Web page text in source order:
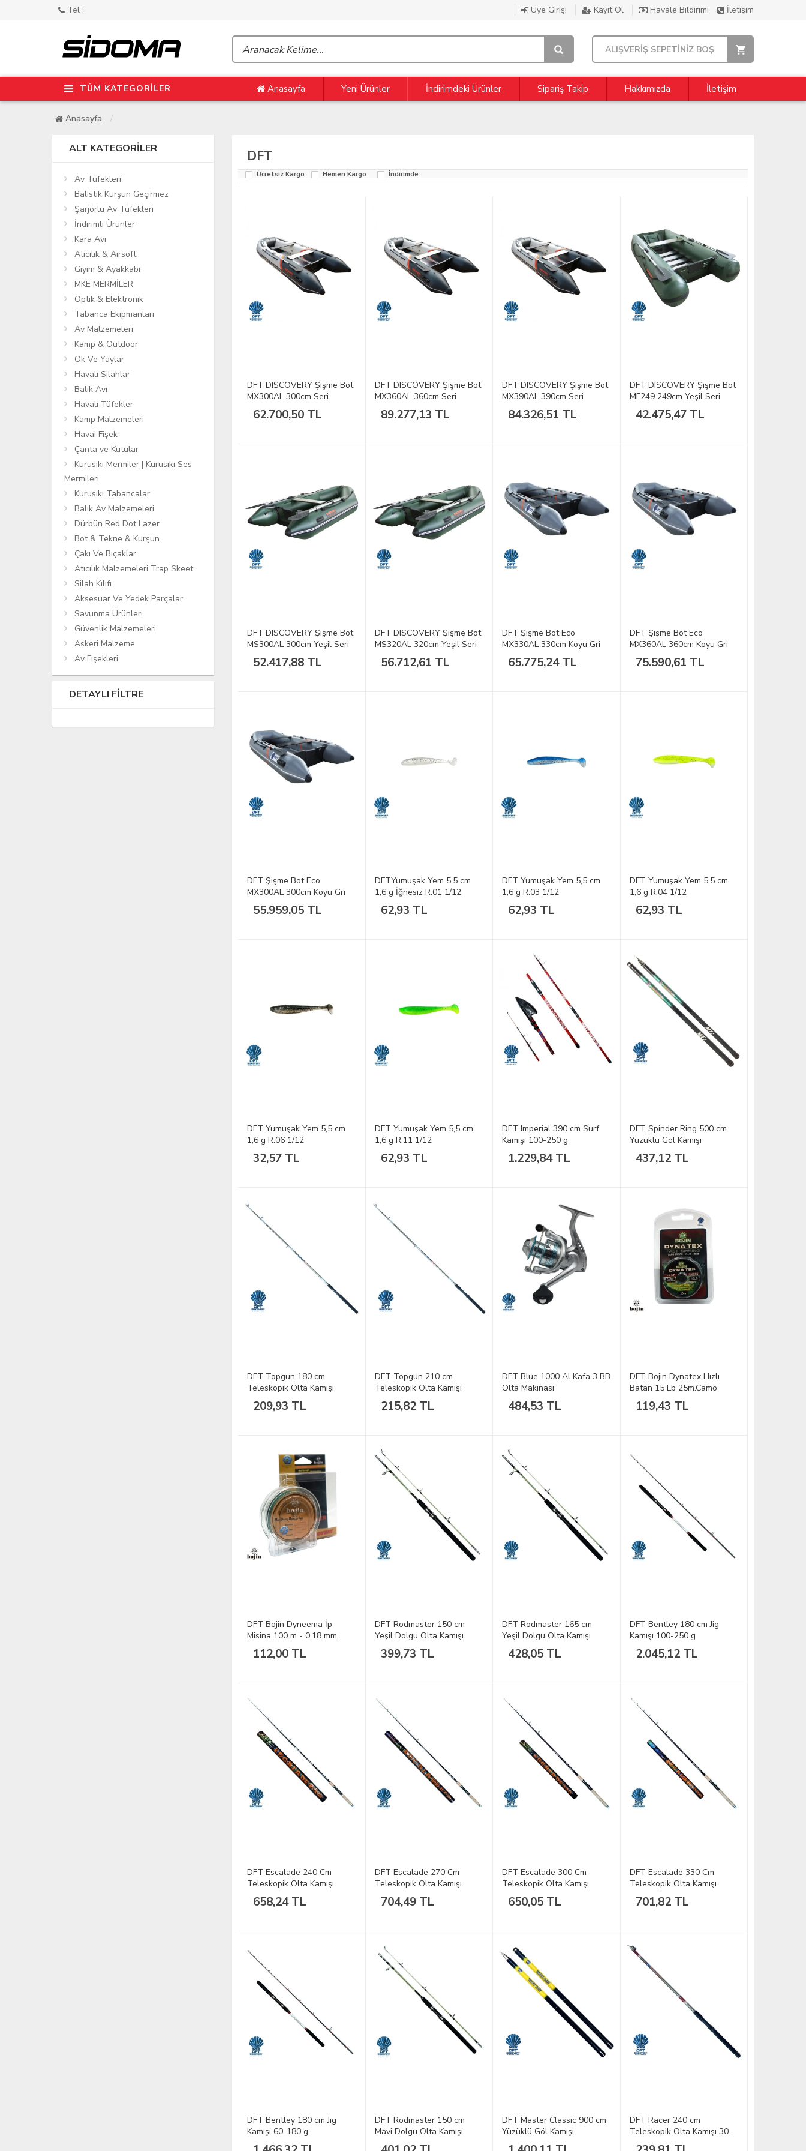
Tel : Üye Girişi Kayıt Ol Havale Bildirimi İletişim
ALIŞVERİŞ SEPETİNİZ BOŞ
TÜM KATEGORİLER Anasayfa Yeni Ürünler İndirimdeki Ürünler Sipariş Takip Hakkımızda İletişim
Anasayfa
ALT KATEGORILER
Av Tüfekleri
Balistik Kurşun Geçirmez
Şarjörlü Av Tüfekleri
İndirimli Ürünler
Kara Avı
Atıcılık & Airsoft
Giyim & Ayakkabı
MKE MERMİLER
Optik & Elektronik
Tabanca Ekipmanları
Av Malzemeleri
Kamp & Outdoor
Ok Ve Yaylar
Havalı Silahlar
Balık Avı
Havalı Tüfekler
Kamp Malzemeleri
Havai Fişek
Çanta ve Kutular
Kurusıkı Mermiler | Kurusıkı Ses
Mermileri
Kurusıkı Tabancalar
Balık Av Malzemeleri
Dürbün Red Dot Lazer
Bot & Tekne & Kurşun
Çakı Ve Bıçaklar
Atıcılık Malzemeleri Trap Skeet
Silah Kılıfı
Aksesuar Ve Yedek Parçalar
Savunma Ürünleri
Güvenlik Malzemeleri
Askeri Malzeme
Av Fişekleri
DETAYLI FILTRE
DFT
Ücretsiz Kargo Hemen Kargo İndirimde
DFT DISCOVERY Şişme Bot
MX300AL 300cm Seri
62.700,50 TL
DFT DISCOVERY Şişme Bot
MX360AL 360cm Seri
89.277,13 TL
DFT DISCOVERY Şişme Bot
MX390AL 390cm Seri
84.326,51 TL
DFT DISCOVERY Şişme Bot
MF249 249cm Yeşil Seri
42.475,47 TL
DFT DISCOVERY Şişme Bot
MS300AL 300cm Yeşil Seri
52.417,88 TL
DFT DISCOVERY Şişme Bot
MS320AL 320cm Yeşil Seri
56.712,61 TL
DFT Şişme Bot Eco
MX330AL 330cm Koyu Gri
Seri
65.775,24 TL
DFT Şişme Bot Eco
MX360AL 360cm Koyu Gri
Seri
75.590,61 TL
DFT Şişme Bot Eco
MX300AL 300cm Koyu Gri
Seri
55.959,05 TL
DFTYumuşak Yem 5,5 cm
1,6 g İğnesiz R:01 1/12
62,93 TL
DFT Yumuşak Yem 5,5 cm
1,6 g R:03 1/12
62,93 TL
DFT Yumuşak Yem 5,5 cm
1,6 g R:04 1/12
62,93 TL
DFT Yumuşak Yem 5,5 cm
1,6 g R:06 1/12
32,57 TL
DFT Yumuşak Yem 5,5 cm
1,6 g R:11 1/12
62,93 TL
DFT Imperial 390 cm Surf
Kamışı 100-250 g
1.229,84 TL
DFT Spinder Ring 500 cm
Yüzüklü Göl Kamışı
437,12 TL
DFT Topgun 180 cm
Teleskopik Olta Kamışı
209,93 TL
DFT Topgun 210 cm
Teleskopik Olta Kamışı
215,82 TL
DFT Blue 1000 Al Kafa 3 BB
Olta Makinası
484,53 TL
DFT Bojin Dynatex Hızlı
Batan 15 Lb 25m.Camo
Brown
119,43 TL
DFT Bojin Dyneema İp
Misina 100 m - 0.18 mm
Yeşil
112,00 TL
DFT Rodmaster 150 cm
Yeşil Dolgu Olta Kamışı
399,73 TL
DFT Rodmaster 165 cm
Yeşil Dolgu Olta Kamışı
428,05 TL
DFT Bentley 180 cm Jig
Kamışı 100-250 g
2.045,12 TL
DFT Escalade 240 Cm
Teleskopik Olta Kamışı
658,24 TL
DFT Escalade 270 Cm
Teleskopik Olta Kamışı
704,49 TL
DFT Escalade 300 Cm
Teleskopik Olta Kamışı
650,05 TL
DFT Escalade 330 Cm
Teleskopik Olta Kamışı
701,82 TL
DFT Bentley 180 cm Jig
Kamışı 60-180 g
DFT Rodmaster 150 cm
Mavi Dolgu Olta Kamışı
DFT Master Classic 900 cm
Yüzüklü Göl Kamışı
DFT Racer 240 cm
Teleskopik Olta Kamışı 30-
60 g